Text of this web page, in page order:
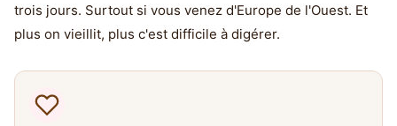
trois jours. Surtout si vous venez d'Europe de l'Ouest. Et
plus on vieillit, plus c'est difficile à digérer.